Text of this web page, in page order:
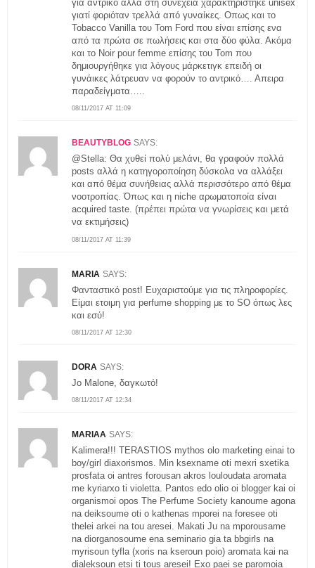
08/11/2017 AT 11:09
για αντρικό αλλά στη συνέχεια χαρακτηρίστηκε unisex
γιατί φοριόταν τρελλά από γυναίκες. Οπως και το
Tobacco Vanilla του Tom Ford που είναι επίσης ενα
από τα πρώτα σε πωλήσεις και στα δύο φύλα. Ακόμα
και το Noir pour femme επίσης του Tom που
δημιουργήθηκε για λόγους μάρκετιγκ επειδή οι
γυνάικες λάτρευαν να φορούν το αντρικό…. Απειρα
παραδείγματα…..
BEAUTYBLOG SAYS:
08/11/2017 AT 11:39
@Stella: Θα χυθεί πολύ μελάνι, θα γραφούν πολλά
posts αλλά η κατηγοροποίηση δύσκολα να αλλάξει
και από θέμα συνήθειας αλλά περισσότερο από θέμα
νοοτροπίας. Όπως και η niche αρωματοποία είναι
acquired taste. (πρέπει πρώτα να γνωρίσεις και μετά
να εκτιμήσεις)
MARIA SAYS:
08/11/2017 AT 12:30
Φανταστικό post! Ευχαριστούμε για τις πληροφορίες.
Είμαι ετοιμη για perfume shopping με το SO όπως λες
και εσύ!
DORA SAYS:
08/11/2017 AT 12:34
Jo Malone, δαγκωτό!
MARIAA SAYS:
Kalimera!!! TERASTIOS mythos olo marketing einai to
boy/girl diaxorismos. Min ksexname oti mexri sxetika
prosfata oi antres forousan akros louloudata aromata
me kyriarxo ti violetta. Pantos edo olio oi blogger kai oi
organismoi opos The Perfume Society kanoume agona
na deiksoume oti o kathenas mporei na foresee oti
thelei arkei na tou aresei. Makati Ju na mporousame
na diorganosoume ena seminario gia ta bbgirls na
myrisoun tyfla (xoris na kseroun poio) aromata kai na
dialeksoun etsi ti tous aresei! Exo paei se paromoia